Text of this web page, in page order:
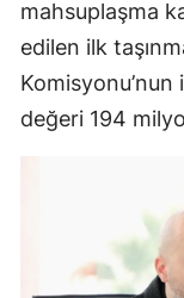
mahsuplaşma
edilen ilk
Komisyonu’nun
değeri 194